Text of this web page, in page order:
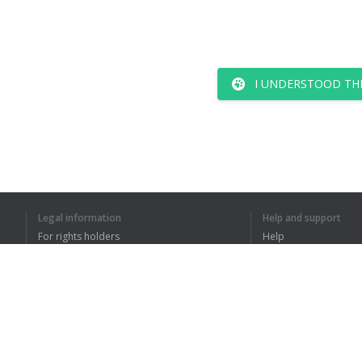
I UNDERSTOOD
Legal information
For rights holders
Help and support
Help